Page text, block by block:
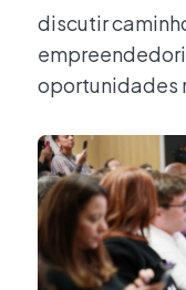
discutir
oportunidades